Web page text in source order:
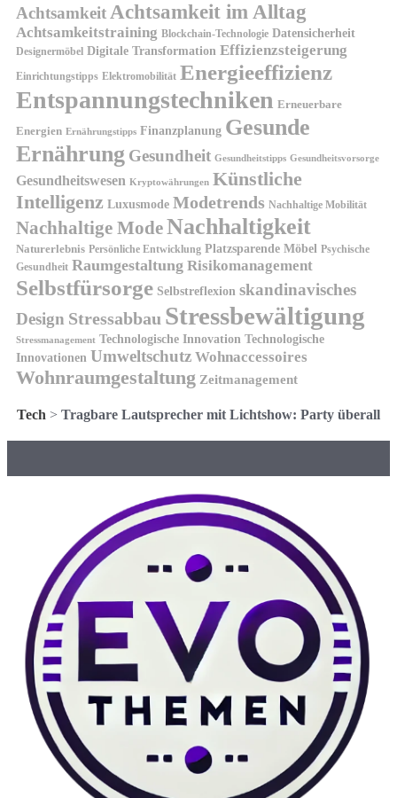
AchtsamkeitAchtsamkeit im Alltag
Achtsamkeitstraining Blockchain-Technologie Datensicherheit
Designermöbel Digitale Transformation Effizienzsteigerung
Einrichtungstipps Elektromobilität Energieeffizienz
Entspannungstechniken Erneuerbare
Energien Ernährungstipps Finanzplanung Gesunde
Ernährung Gesundheit Gesundheitstipps Gesundheitsvorsorge
Gesundheitswesen Kryptowährungen Künstliche
Intelligenz Luxusmode Modetrends Nachhaltige Mobilität
Nachhaltige ModeNachhaltigkeit
Naturerlebnis Persönliche Entwicklung Platzsparende Möbel Psychische
Gesundheit Raumgestaltung Risikomanagement
Selbstfürsorge Selbstreflexion skandinavisches
Design Stressabbau Stressbewältigung
Stressmanagement Technologische Innovation Technologische
Innovationen Umweltschutz Wohnaccessoires
Wohnraumgestaltung Zeitmanagement
Tech > Tragbare Lautsprecher mit Lichtshow: Party überall